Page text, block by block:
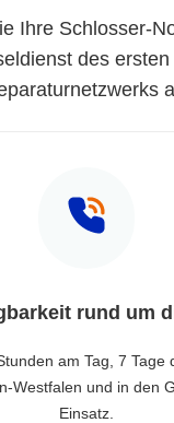
Ihre Schlosser-
des
rund um
am Tag, 7 Tage
Westfalen und in den
Einsatz.